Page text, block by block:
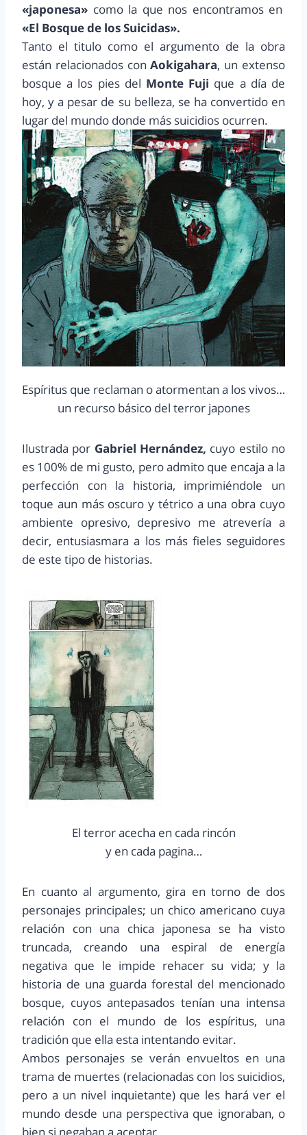
«japonesa» como la que nos encontramos en
«El Bosque de los Suicidas».
Tanto el titulo como el argumento de la obra
están relacionados conAokigahara, un extenso
bosque a los pies del Monte Fuji que a día de
hoy, y a pesar de su belleza, se ha convertido en
lugar del mundo donde más suicidios ocurren.
Espíritus que reclaman o atormentan a los vivos…
un recurso básico del terror japones
Ilustrada por Gabriel Hernández, cuyo estilo no
es 100% de mi gusto, pero admito que encaja a la
perfección con la historia, imprimiéndole un
toque aun más oscuro y tétrico a una obra cuyo
ambiente opresivo, depresivo me atrevería a
decir, entusiasmara a los más fieles seguidores
de este tipo de historias.
El terror acecha en cada rincón
y en cada pagina…
En cuanto al argumento, gira en torno de dos
personajes principales; un chico americano cuya
relación con una chica japonesa se ha visto
truncada, creando una espiral de energía
negativa que le impide rehacer su vida; y la
historia de una guarda forestal del mencionado
bosque, cuyos antepasados tenían una intensa
relación con el mundo de los espíritus, una
tradición que ella esta intentando evitar.
Ambos personajes se verán envueltos en una
trama de muertes (relacionadas con los suicidios,
pero a un nivel inquietante) que les hará ver el
mundo desde una perspectiva que ignoraban, o